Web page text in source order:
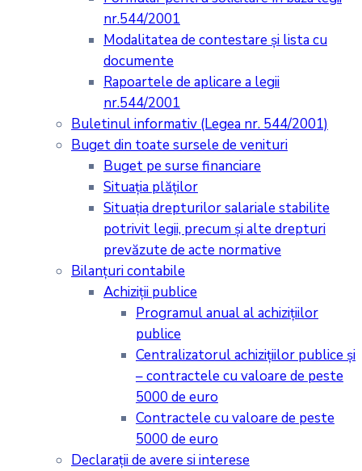
nr.544/2001
Modalitatea de contestare și lista cu
documente
Rapoartele de aplicare a legii
nr.544/2001
Buletinul informativ (Legea nr. 544/2001)
Buget din toate sursele de venituri
Buget pe surse financiare
Situaţia plăţilor
Situaţia drepturilor salariale stabilite
potrivit legii, precum şi alte drepturi
prevăzute de acte normative
Bilanţuri contabile
Achiziţii publice
Programul anual al achiziţiilor
publice
Centralizatorul achiziţiilor publice şi
– contractele cu valoare de peste
5000 de euro
Contractele cu valoare de peste
5000 de euro
Declarații de avere si interese